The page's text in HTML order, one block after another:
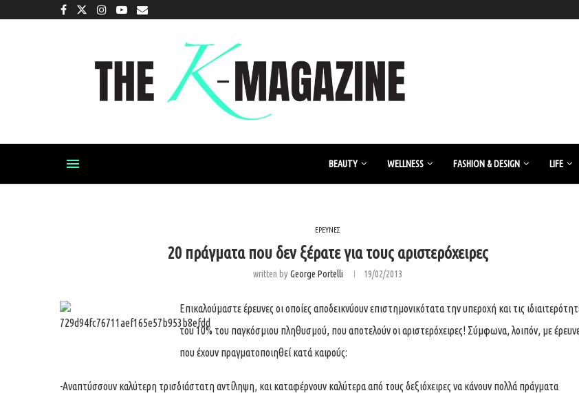
BEAUTY WELLNESS FASHION & DESIGN LIFE
ΕΡΕΥΝΕΣ
20 πράγματα που δεν ξέρατε για τους αριστερόχειρες
written byGeorge Portelli 19/02/2013
Επικαλούμαστε έρευνες οι οποίες αποδεικνύουν επιστημονικότατα την υπεροχή και τις
του 10% του παγκόσμιου πληθυσμού, που αποτελούν οι αριστερόχειρες! Σύμφωνα, λοιπόν, με
που έχουν πραγματοποιηθεί κατά καιρούς:
-Αναπτύσσουν καλύτερη τρισδιάστατη αντίληψη, και καταφέρνουν καλύτερα από τους δεξιόχειρες να κάνουν πολλά πράγματα